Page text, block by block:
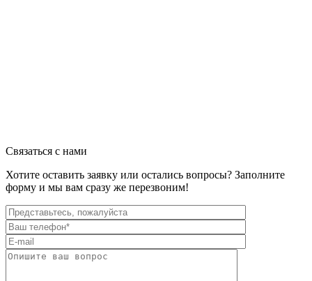
Связаться с нами
Хотите оставить заявку или остались вопросы? Заполните
форму и мы вам сразу же перезвоним!